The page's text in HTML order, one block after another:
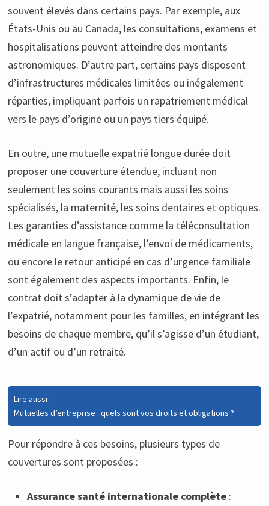
souvent élevés dans certains pays. Par exemple, aux
États-Unis ou au Canada, les consultations, examens et
hospitalisations peuvent atteindre des montants
astronomiques. D’autre part, certains pays disposent
d’infrastructures médicales limitées ou inégalement
réparties, impliquant parfois un rapatriement médical
vers le pays d’origine ou un pays tiers équipé.
En outre, une mutuelle expatrié longue durée doit
proposer une couverture étendue, incluant non
seulement les soins courants mais aussi les soins
spécialisés, la maternité, les soins dentaires et optiques.
Les garanties d’assistance comme la téléconsultation
médicale en langue française, l’envoi de médicaments,
ou encore le retour anticipé en cas d’urgence familiale
sont également des aspects importants. Enfin, le
contrat doit s’adapter à la dynamique de vie de
l’expatrié, notamment pour les familles, en intégrant les
besoins de chaque membre, qu’il s’agisse d’un étudiant,
d’un actif ou d’un retraité.
Lire aussi :
Mutuelles d’entreprise : quels sont vos droits et obligations ?
Pour répondre à ces besoins, plusieurs types de
couvertures sont proposées :
Assurance santé internationale complète: